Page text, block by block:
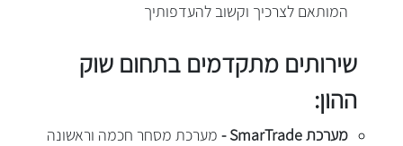
המותאם לצרכיך וקשוב להעדפותיך
שירותים מתקדמים בתחום שוק
ההון:
מערכת SmarTrade -
מערכת מסחר חכמה וראשונה